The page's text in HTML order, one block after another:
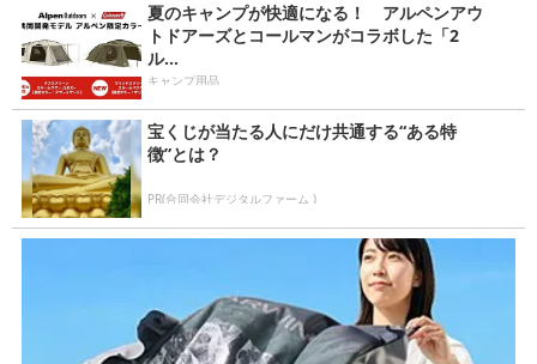
夏のキャンプが快適になる！ アルペンアウ
トドアーズとコールマンがコラボした「2
ル...
キャンプ用品
宝くじが当たる人にだけ共通する“ある特
徴”とは？
PR(合同会社デジタルファーム )